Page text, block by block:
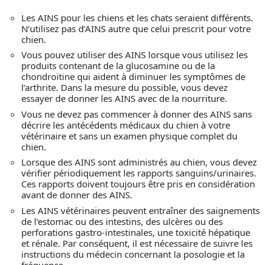
Les AINS pour les chiens et les chats seraient différents.
N’utilisez pas d’AINS autre que celui prescrit pour votre
chien.
Vous pouvez utiliser des AINS lorsque vous utilisez les
produits contenant de la glucosamine ou de la
chondroïtine qui aident à diminuer les symptômes de
l’arthrite. Dans la mesure du possible, vous devez
essayer de donner les AINS avec de la nourriture.
Vous ne devez pas commencer à donner des AINS sans
décrire les antécédents médicaux du chien à votre
vétérinaire et sans un examen physique complet du
chien.
Lorsque des AINS sont administrés au chien, vous devez
vérifier périodiquement les rapports sanguins/urinaires.
Ces rapports doivent toujours être pris en considération
avant de donner des AINS.
Les AINS vétérinaires peuvent entraîner des saignements
de l’estomac ou des intestins, des ulcères ou des
perforations gastro-intestinales, une toxicité hépatique
et rénale. Par conséquent, il est nécessaire de suivre les
instructions du médecin concernant la posologie et la